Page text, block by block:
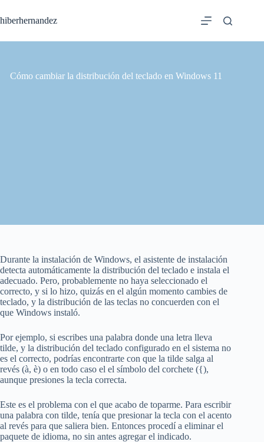
al
contenido
hiberhernandez
Cómo cambiar la distribución del teclado en Windows 11
Durante la instalación de Windows, el asistente de instalación
detecta automáticamente la distribución del teclado e instala el
adecuado. Pero, probablemente no haya seleccionado el
correcto, y si lo hizo, quizás en el algún momento cambies de
teclado, y la distribución de las teclas no concuerden con el
que Windows instaló.
Por ejemplo, si escribes una palabra donde una letra lleva
tilde, y la distribución del teclado configurado en el sistema no
es el correcto, podrías encontrarte con que la tilde salga al
revés (à, è) o en todo caso el el símbolo del corchete ({),
aunque presiones la tecla correcta.
Este es el problema con el que acabo de toparme. Para escribir
una palabra con tilde, tenía que presionar la tecla con el acento
al revés para que saliera bien. Entonces procedí a eliminar el
paquete de idioma, no sin antes agregar el indicado.